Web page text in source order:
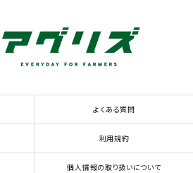
よくある質問
利用規約
個人情報の取り扱いについて